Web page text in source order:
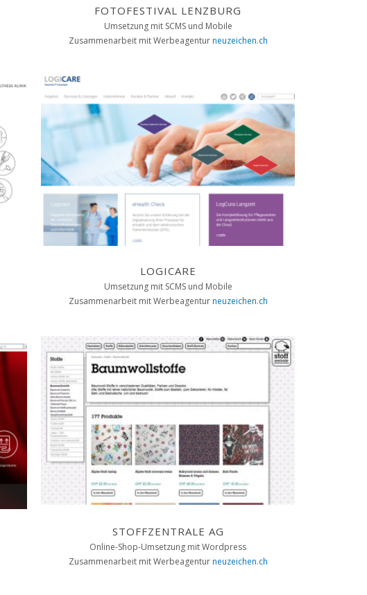
FOTOFESTIVAL LENZBURG
Umsetzung mit SCMS und Mobile
Zusammenarbeit mit Werbeagenturneuzeichen.ch
LOGICARE
Umsetzung mit SCMS und Mobile
Zusammenarbeit mit Werbeagenturneuzeichen.ch
STOFFZENTRALE AG
Online-Shop-Umsetzung mit Wordpress
Zusammenarbeit mit Werbeagenturneuzeichen.ch